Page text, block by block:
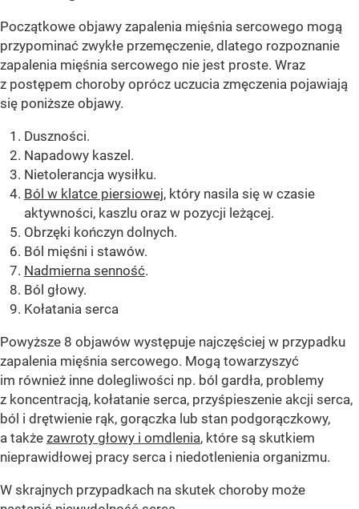
Początkowe objawy zapalenia mięśnia sercowego mogą
przypominać zwykłe przemęczenie, dlatego rozpoznanie
zapalenia mięśnia sercowego nie jest proste. Wraz
z postępem choroby oprócz uczucia zmęczenia pojawiają
się poniższe objawy.
Duszności.
Napadowy kaszel.
Nietolerancja wysiłku.
Ból w klatce piersiowej, który nasila się w czasie
aktywności, kaszlu oraz w pozycji leżącej.
Obrzęki kończyn dolnych.
Ból mięśni i stawów.
Nadmierna senność.
Ból głowy.
Kołatania serca
Powyższe 8 objawów występuje najczęściej w przypadku
zapalenia mięśnia sercowego. Mogą towarzyszyć
im również inne dolegliwości np. ból gardła, problemy
z koncentracją, kołatanie serca, przyśpieszenie akcji serca,
ból i drętwienie rąk, gorączka lub stan podgorączkowy,
a także zawroty głowy i omdlenia, które są skutkiem
nieprawidłowej pracy serca i niedotlenienia organizmu.
W skrajnych przypadkach na skutek choroby może